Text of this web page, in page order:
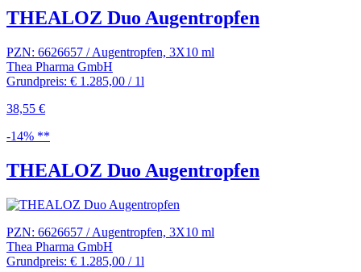
THEALOZ Duo Augentropfen
PZN: 6626657 / Augentropfen, 3X10 ml
Thea Pharma GmbH
Grundpreis: € 1.285,00 / 1l
38,55 €
-14% **
THEALOZ Duo Augentropfen
PZN: 6626657 / Augentropfen, 3X10 ml
Thea Pharma GmbH
Grundpreis: € 1.285,00 / 1l